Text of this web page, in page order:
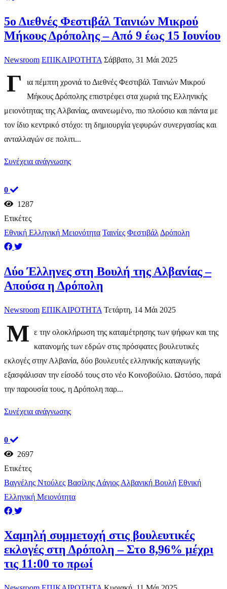
​5ο Διεθνές Φεστιβάλ Ταινιών Μικρού
Μήκους Δρόπολης – Από 9 έως 15 Ιουνίου
Newsroom ΕΠΙΚΑΙΡΟΤΗΤΑ Σάββατο, 31 Μάι 2025
Γ
ια πέμπτη χρονιά το Διεθνές Φεστιβάλ Ταινιών Μικρού
Μήκους Δρόπολης επιστρέφει στα χωριά της Ελληνικής
μειονότητας της Αλβανίας, ανανεωμένο, πιο πλούσιο και πάντα με
τον ίδιο κεντρικό στόχο: τη δημιουργία γεφυρών συνεργασίας και
ανταλλαγών σε πολιτι...
Συνέχεια ανάγνωσης
0
1287
Ετικέτες
Εθνική Ελληνική Μειονότητα Ταινίες Φεστιβάλ Δρόπολη
Δύο Έλληνες στη Βουλή της Αλβανίας –
Απούσα η Δρόπολη
Newsroom ΕΠΙΚΑΙΡΟΤΗΤΑ Τετάρτη, 14 Μάι 2025
Μ
ε την ολοκλήρωση της καταμέτρησης των ψήφων και της
κατανομής των εδρών στις πρόσφατες βουλευτικές
εκλογές στην Αλβανία, δύο βουλευτές ελληνικής καταγωγής
εξασφάλισαν την είσοδό τους στο νέο Κοινοβούλιο. Ωστόσο, παρά
την παρουσία τους, η Δρόπολη παρ...
Συνέχεια ανάγνωσης
0
2697
Ετικέτες
Βαγγέλης Ντούλες Βασίλης Λάγιος Αλβανική Βουλή Εθνική
Ελληνική Μειονότητα
Χαμηλή συμμετοχή στις βουλευτικές
εκλογές στη Δρόπολη – Στο 8,96% μέχρι
τις 11:00 το πρωί